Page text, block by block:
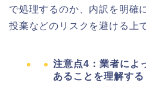
で処理するのか、内訳を明確
投棄などのリスクを避ける上
注意点4：業者によ
あることを理解する